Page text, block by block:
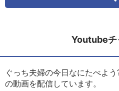
Youtubeチ
ぐっち夫婦の今日なにたべよ
の動画を配信しています。